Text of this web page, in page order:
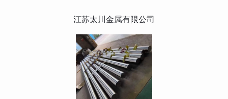
江苏太川金属有限公司